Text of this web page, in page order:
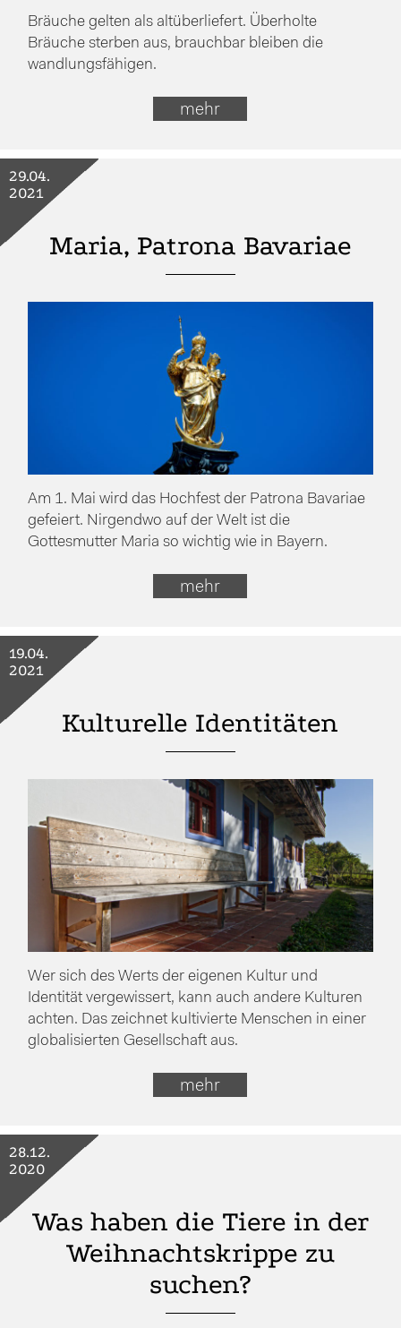
Bräuche gelten als altüberliefert. Überholte
Bräuche sterben aus, brauchbar bleiben die
wandlungsfähigen.
mehr
Maria, Patrona Bavariae
29.04.
2021
Am 1. Mai wird das Hochfest der Patrona Bavariae
gefeiert. Nirgendwo auf der Welt ist die
Gottesmutter Maria so wichtig wie in Bayern.
mehr
Kulturelle Identitäten
19.04.
2021
Wer sich des Werts der eigenen Kultur und
Identität vergewissert, kann auch andere Kulturen
achten. Das zeichnet kultivierte Menschen in einer
globalisierten Gesellschaft aus.
mehr
Was haben die Tiere in der
Weihnachtskrippe zu
suchen?
28.12.
2020